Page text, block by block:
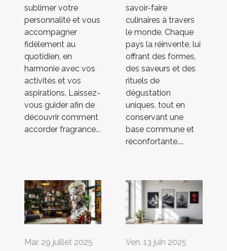
sublimer votre
personnalité et vous
accompagner
fidèlement au
quotidien, en
harmonie avec vos
activités et vos
aspirations. Laissez-
vous guider afin de
découvrir comment
accorder fragrance...
savoir-faire
culinaires à travers
le monde. Chaque
pays la réinvente, lui
offrant des formes,
des saveurs et des
rituels de
dégustation
uniques, tout en
conservant une
base commune et
réconfortante....
Mar. 29 juillet 2025 Ven. 13 juin 2025